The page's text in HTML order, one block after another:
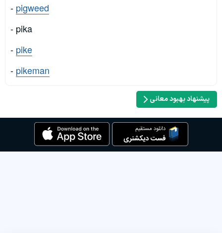
- pigweed
- pika
- pike
- pikeman
پیشنهاد بهبود معانی